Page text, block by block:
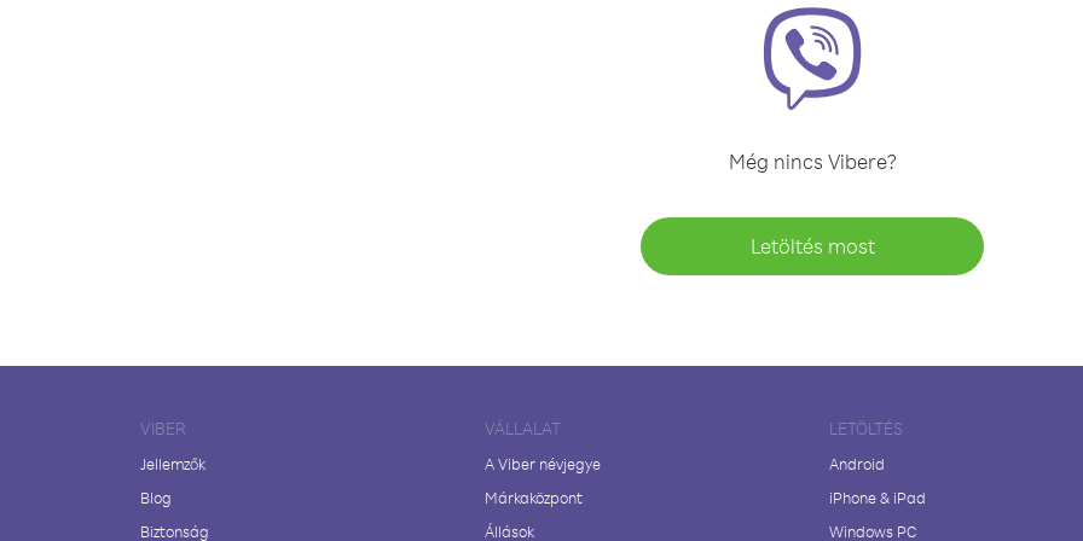
Még nincs Vibere?
Letöltés most
VIBER
Jellemzők
Blog
Biztonság
VÁLLALAT
A Viber névjegye
Márkaközpont
Állások
LETÖLTÉS
Android
iPhone & iPad
Windows PC